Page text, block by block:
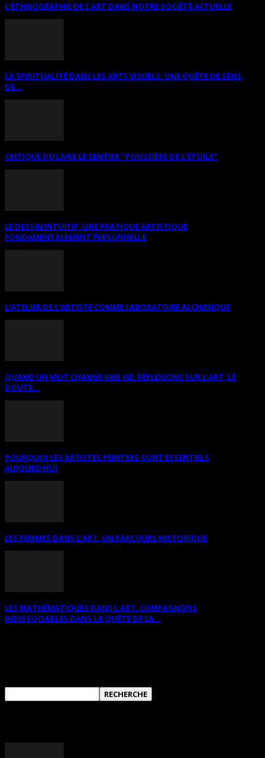
L’ETHNOGRAPHIE DE L’ART DANS NOTRE SOCIÉTÉ ACTUELLE
LA SPIRITUALITÉ DANS LES ARTS VISUELS: UNE QUÊTE DE SENS,
DE...
CRITIQUE DU LIVRE LE SENTIER *POUSSIÈRE DE L’ÉTOILE*
LE DESSIN INTUITIF. UNE PRATIQUE ARTISTIQUE
FONDAMENTALEMENT PERSONNELLE
L’ATELIER DE L’ARTISTE COMME LABORATOIRE ALCHIMIQUE
QUAND UN MOT CHANGE UNE VIE: RÉFLEXIONS SUR L’ART, LE
DOUTE...
POURQUOI LES ARTISTES PEINTRES SONT ESSENTIELS
AUJOURD’HUI
LES FEMMES DANS L’ART. UN PARCOURS HISTORIQUE
LES MATHÉMATIQUES DANS L’ART. COMPAGNONS
INDISSOCIABLES DANS LA QUÊTE DE LA...